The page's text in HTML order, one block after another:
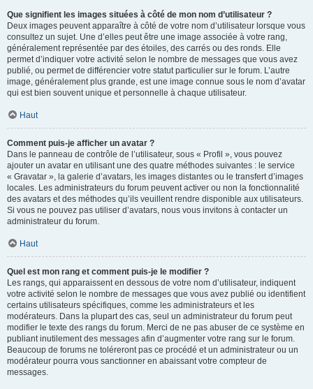
Que signifient les images situées à côté de mon nom d’utilisateur ?
Deux images peuvent apparaître à côté de votre nom d’utilisateur lorsque vous
consultez un sujet. Une d’elles peut être une image associée à votre rang,
généralement représentée par des étoiles, des carrés ou des ronds. Elle
permet d’indiquer votre activité selon le nombre de messages que vous avez
publié, ou permet de différencier votre statut particulier sur le forum. L’autre
image, généralement plus grande, est une image connue sous le nom d’avatar
qui est bien souvent unique et personnelle à chaque utilisateur.
Haut
Comment puis-je afficher un avatar ?
Dans le panneau de contrôle de l’utilisateur, sous « Profil », vous pouvez
ajouter un avatar en utilisant une des quatre méthodes suivantes : le service
« Gravatar », la galerie d’avatars, les images distantes ou le transfert d’images
locales. Les administrateurs du forum peuvent activer ou non la fonctionnalité
des avatars et des méthodes qu’ils veuillent rendre disponible aux utilisateurs.
Si vous ne pouvez pas utiliser d’avatars, nous vous invitons à contacter un
administrateur du forum.
Haut
Quel est mon rang et comment puis-je le modifier ?
Les rangs, qui apparaissent en dessous de votre nom d’utilisateur, indiquent
votre activité selon le nombre de messages que vous avez publié ou identifient
certains utilisateurs spécifiques, comme les administrateurs et les
modérateurs. Dans la plupart des cas, seul un administrateur du forum peut
modifier le texte des rangs du forum. Merci de ne pas abuser de ce système en
publiant inutilement des messages afin d’augmenter votre rang sur le forum.
Beaucoup de forums ne toléreront pas ce procédé et un administrateur ou un
modérateur pourra vous sanctionner en abaissant votre compteur de
messages.